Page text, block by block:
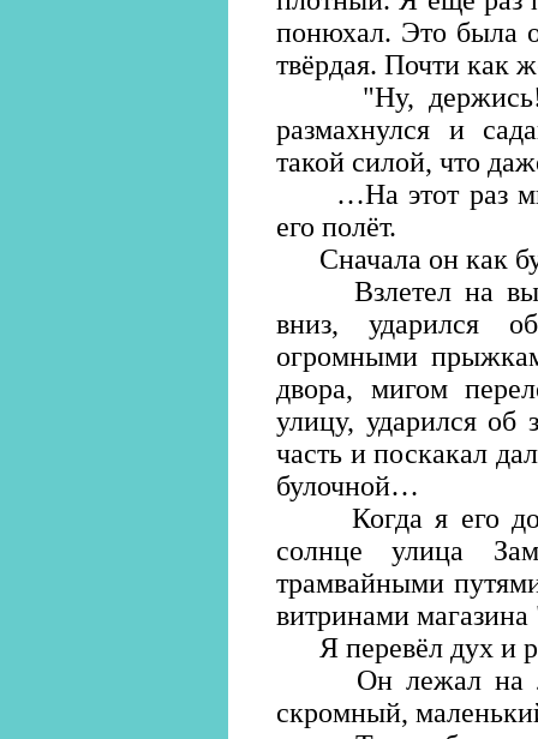
понюхал. Это была
твёрдая. Почти как
"Ну, держись!" -
размахнулся и
такой силой, что
…На этот раз мне
его полёт.
Сначала он как
Взлетел на
вниз, ударился
огромными
двора, мигом
улицу, ударился об
часть и поскакал
булочной…
Когда я его
солнце улица
трамвайными
витринами
Я перевёл дух и
Он лежал на
скромный,